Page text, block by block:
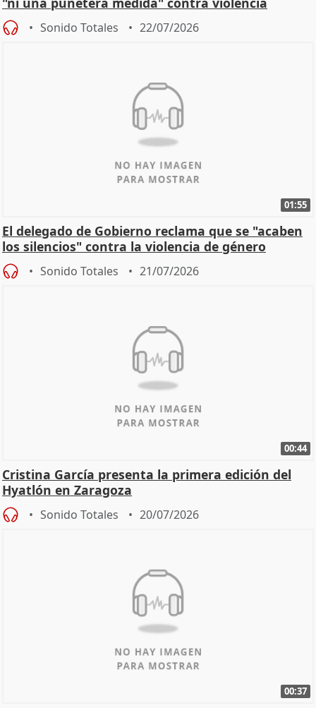
machista
Sonido Totales 22/07/2026
01:55
El delegado de Gobierno reclama que se "acaben
los silencios" contra la violencia de género
Sonido Totales 21/07/2026
00:44
Cristina García presenta la primera edición del
Hyatlón en Zaragoza
Sonido Totales 20/07/2026
00:37